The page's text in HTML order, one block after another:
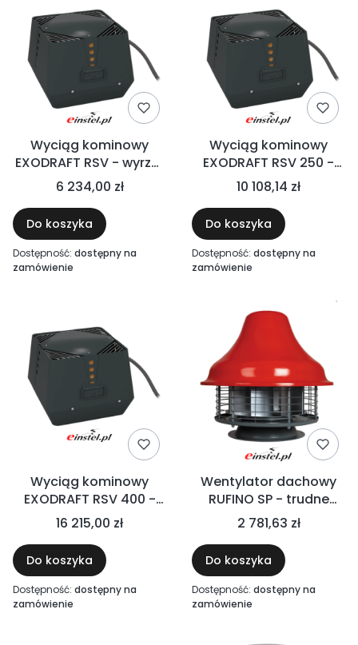
Wyciąg kominowy
EXODRAFT RSV - wyrzut
pionowy - paliwa stałe,
biomasa, gaz, drewno
do 250°C
6 234,00 zł
Do koszyka
Dostępność: dostępny na
zamówienie
Wyciąg kominowy
EXODRAFT RSV 250 -
wyrzut pionowy -
paliwa stałe, biomasa,
gaz, drewno do 250°C
10 108,14 zł
Do koszyka
Dostępność: dostępny na
zamówienie
Wyciąg kominowy
EXODRAFT RSV 400 -
wyrzut pionowy -
paliwa stałe, biomasa,
gaz, drewno do 250°C
16 215,00 zł
Do koszyka
Dostępność: dostępny na
zamówienie
Wentylator dachowy
RUFINO SP - trudne
warunki pracy
2 781,63 zł
Do koszyka
Dostępność: dostępny na
zamówienie